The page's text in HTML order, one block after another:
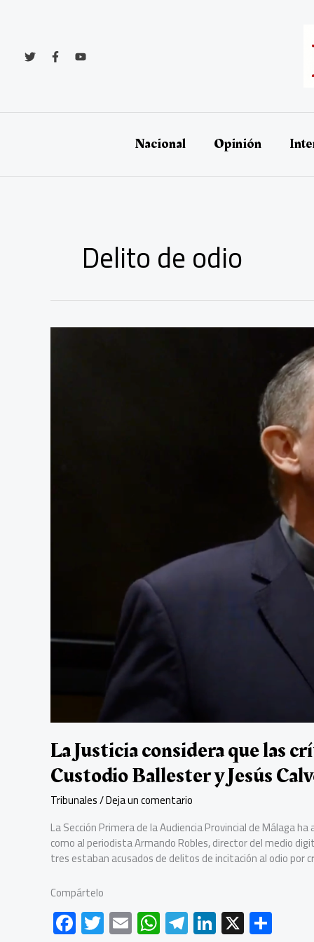
Nacional Opinión
Delito de odio
La Justicia considera que las
Custodio Ballester y Jesús
Tribunales/Deja un comentario
La Sección Primera de la Audiencia Provincial de Málaga
como al periodista Armando Robles, director del medio
tres estaban acusados de delitos de incitación al odio por
Compártelo
F T E W Te Li X